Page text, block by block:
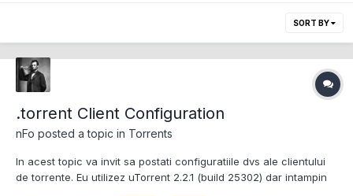
SORT BY
.torrent Client Configuration
nFo posted a topic in Torrents
In acest topic va invit sa postati configuratiile dvs ale clientului
de torrente. Eu utilizez uTorrent 2.2.1 (build 25302) dar intampin